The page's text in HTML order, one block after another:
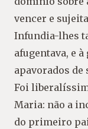
vencer e
Infundia-lhes
afugentava, e
apavorados
Foi
Maria: não a
do primeiro